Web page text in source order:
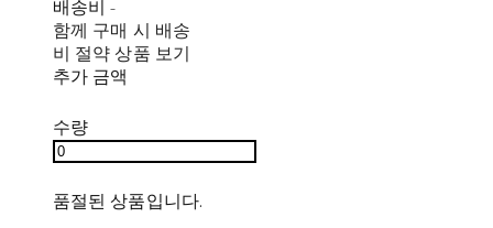
배송비-
함께 구매 시 배송
비 절약 상품 보기
추가 금액
수량
품절된 상품입니다.